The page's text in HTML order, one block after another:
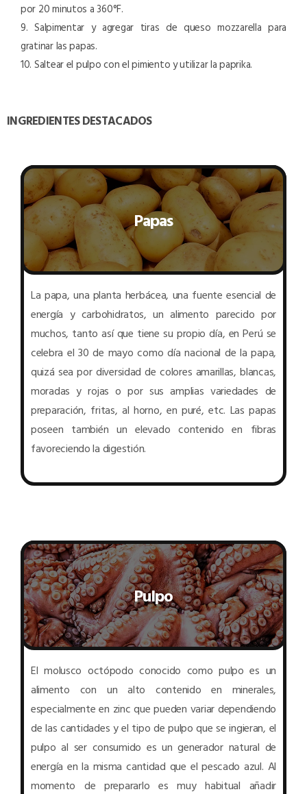
por 20 minutos a 360°F.
9. Salpimentar y agregar tiras de queso mozzarella para
gratinar las papas.
10. Saltear el pulpo con el pimiento y utilizar la paprika.
INGREDIENTES DESTACADOS
Papas
La papa, una planta herbácea, una fuente esencial de
energía y carbohidratos, un alimento parecido por
muchos, tanto así que tiene su propio día, en Perú se
celebra el 30 de mayo como día nacional de la papa,
quizá sea por diversidad de colores amarillas, blancas,
moradas y rojas o por sus amplias variedades de
preparación, fritas, al horno, en puré, etc. Las papas
poseen también un elevado contenido en fibras
favoreciendo la digestión.
Pulpo
El molusco octópodo conocido como pulpo es un
alimento con un alto contenido en minerales,
especialmente en zinc que pueden variar dependiendo
de las cantidades y el tipo de pulpo que se ingieran, el
pulpo al ser consumido es un generador natural de
energía en la misma cantidad que el pescado azul. Al
momento de prepararlo es muy habitual añadir